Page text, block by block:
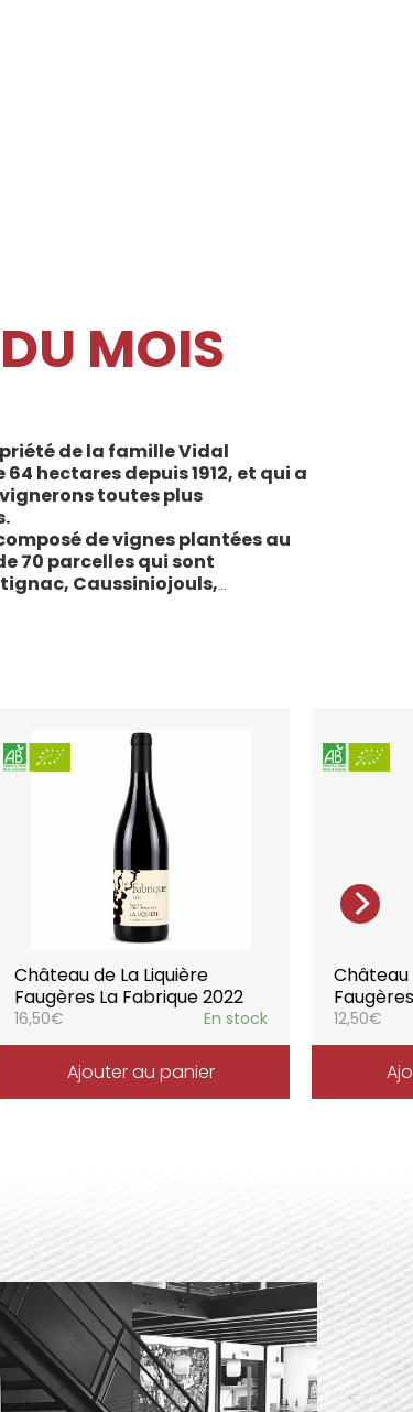
DU MOIS
de la famille Vidal
hectares depuis 1912, et qui a
toutes plus
de vignes plantées au
70 parcelles qui sont
Caussiniojouls,
de l’Appellation. La grande
est agriculture biologique
millésime certifié du domaine.
: pratiques respectueuses de
manuelles, vinifications
Liquière est adaptée à chaque
de la vie, elle reflète
du terroir.
Château de La Liquière
Faugères La Fabrique 2022
16,50€ En stock
Ajouter au panier
Château
12,50€